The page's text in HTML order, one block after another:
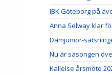
IBK Göteborg på
Anna Selway klar
Damjunior-
Nu är säsongen
Kallelse årsmöte